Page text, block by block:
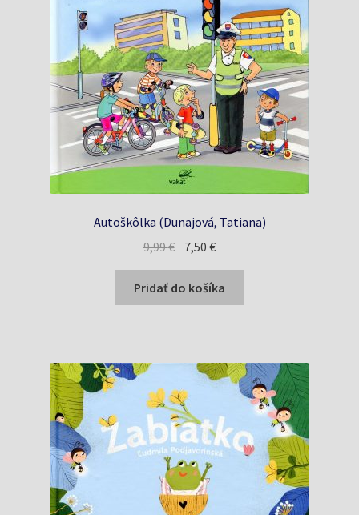
Autoškôlka (Dunajová, Tatiana)
9,99€ Pôvodná
bola:
9,99 €.
7,50€Aktuálna
je:
7,50 €.
Pridať do košíka